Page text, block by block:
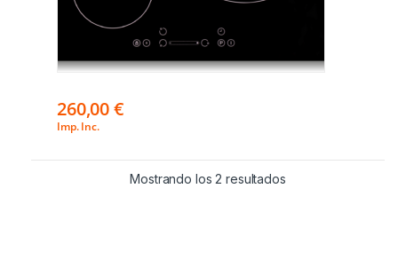
260,00€
Imp. Inc.
Mostrando los 2 resultados